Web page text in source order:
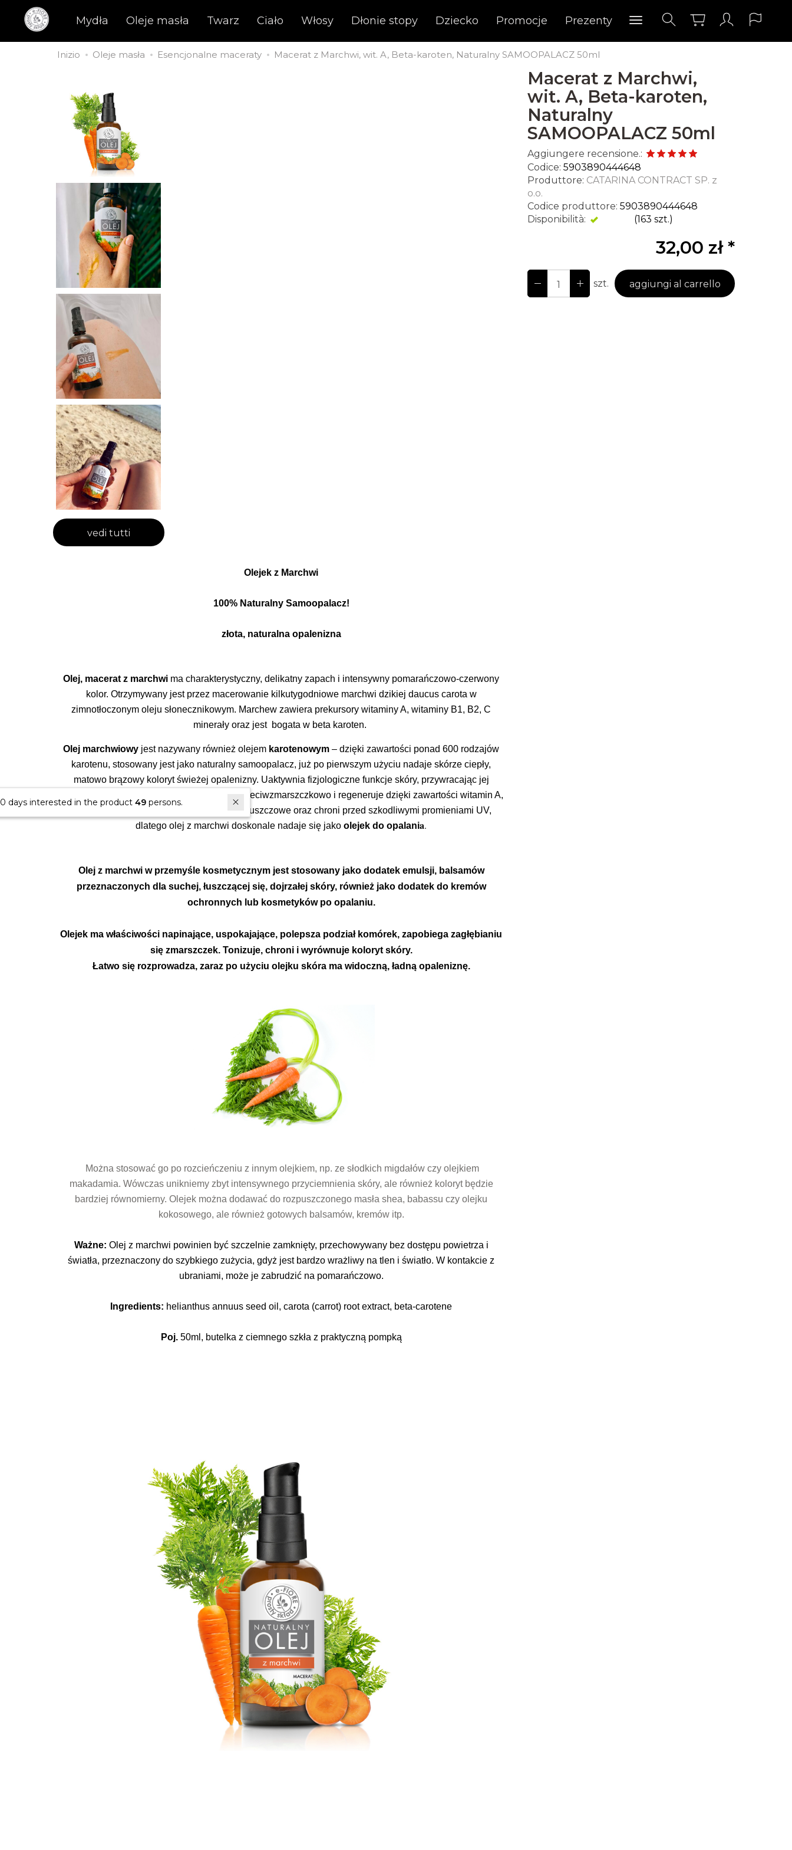
Mydła Oleje masła Twarz Ciało Włosy Dłonie stopy Dziecko Promocje Prezenty
Inizio Oleje masła Esencjonalne maceraty Macerat z Marchwi, wit. A, Beta-karoten, Naturalny SAMOOPALACZ 50ml
vedi tutti
Macerat z Marchwi,
wit. A, Beta-karoten,
Naturalny
SAMOOPALACZ 50ml
Aggiungere recensione.:
Codice: 5903890444648
Produttore: CATARINA CONTRACT SP. z
o.o.
Codice produttore: 5903890444648
Disponibilità:
(163 szt.)
32,00 zł *
szt. aggiungi al carrello
Olejek z Marchwi
100% Naturalny Samoopalacz!
złota, naturalna opalenizna
Olej, macerat z marchwi ma charakterystyczny, delikatny zapach i intensywny pomarańczowo-czerwony
kolor. Otrzymywany jest przez macerowanie kilkutygodniowe marchwi dzikiej daucus carota w
zimnotłoczonym oleju słonecznikowym. Marchew zawiera prekursory witaminy A, witaminy B1, B2, C
minerały oraz jest bogata w beta karoten.
Olej marchwiowy jest nazywany również olejem karotenowym – dzięki zawartości ponad 600 rodzajów
karotenu, stosowany jest jako naturalny samoopalacz, już po pierwszym użyciu nadaje skórze ciepły,
matowo brązowy koloryt świeżej opalenizny. Uaktywnia fizjologiczne funkcje skóry, przywracając jej
elastyczność, miękkość i gładkość. Działa przeciwzmarszczkowo i regeneruje dzięki zawartości witamin A,
B, C, E i F jest bogaty w minerały i kwasy tłuszczowe oraz chroni przed szkodliwymi promieniami UV,
dlatego olej z marchwi doskonale nadaje się jakoolejek do opalania.
Olej z marchwi w przemyśle kosmetycznym jest stosowany jako dodatek emulsji, balsamów
przeznaczonych dla suchej, łuszczącej się, dojrzałej skóry, również jako dodatek do kremów
ochronnych lub kosmetyków po opalaniu.
Olejek ma właściwości napinające, uspokajające, polepsza podział komórek, zapobiega zagłębianiu
się zmarszczek. Tonizuje, chroni i wyrównuje koloryt skóry.
Łatwo się rozprowadza, zaraz po użyciu olejku skóra ma widoczną, ładną opaleniznę.
Można stosować go po rozcieńczeniu z innym olejkiem, np. ze słodkich migdałów czy olejkiem
makadamia. Wówczas unikniemy zbyt intensywnego przyciemnienia skóry, ale również koloryt będzie
bardziej równomierny. Olejek można dodawać do rozpuszczonego masła shea, babassu czy olejku
kokosowego, ale również gotowych balsamów, kremów itp.
Ważne: Olej z marchwi powinien być szczelnie zamknięty, przechowywany bez dostępu powietrza i
światła, przeznaczony do szybkiego zużycia, gdyż jest bardzo wrażliwy na tlen i światło. W kontakcie z
ubraniami, może je zabrudzić na pomarańczowo.
Ingredients: helianthus annuus seed oil, carota (carrot) root extract, beta-carotene
Poj.50ml, butelka z ciemnego szkła z praktyczną pompką
In last 30 days interested in the product49